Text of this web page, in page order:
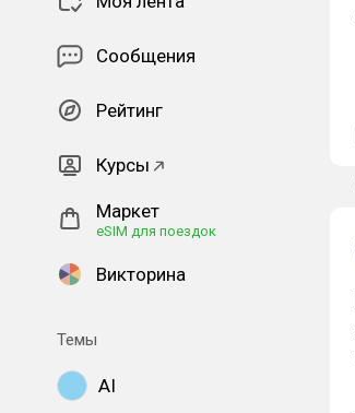
Сообщения
Рейтинг
Курсы
Маркет
eSIM для поездок
Викторина
Темы
AI